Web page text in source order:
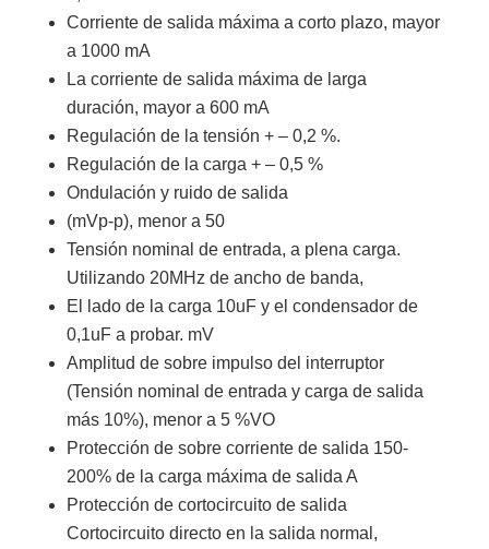
Corriente de salida máxima a corto plazo, mayor
a 1000 mA
La corriente de salida máxima de larga
duración, mayor a 600 mA
Regulación de la tensión + – 0,2 %.
Regulación de la carga + – 0,5 %
Ondulación y ruido de salida
(mVp-p), menor a 50
Tensión nominal de entrada, a plena carga.
Utilizando 20MHz de ancho de banda,
El lado de la carga 10uF y el condensador de
0,1uF a probar. mV
Amplitud de sobre impulso del interruptor
(Tensión nominal de entrada y carga de salida
más 10%), menor a 5 %VO
Protección de sobre corriente de salida 150-
200% de la carga máxima de salida A
Protección de cortocircuito de salida
Cortocircuito directo en la salida normal,